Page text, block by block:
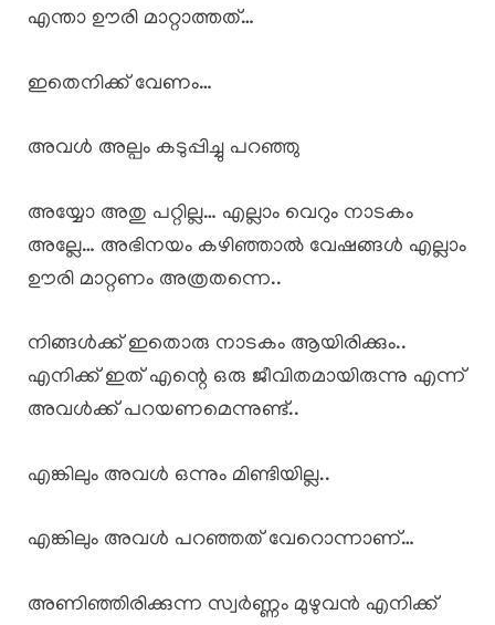
എന്താ ഊരി മാറ്റാത്തത്…
ഇതെനിക്ക് വേണം…
അവൾ അല്പം കടുപ്പിച്ചു പറഞ്ഞു
അയ്യോ അതു പറ്റില്ല… എല്ലാം വെറും നാടകം
അല്ലേ… അഭിനയം കഴിഞ്ഞാൽ വേഷങ്ങൾ എല്ലാം
ഊരി മാറ്റണം അത്രതന്നെ..
നിങ്ങൾക്ക് ഇതൊരു നാടകം ആയിരിക്കും..
എനിക്ക് ഇത് എന്റെ ഒരു ജീവിതമായിരുന്നു എന്ന്
അവൾക്ക് പറയണമെന്നുണ്ട്..
എങ്കിലും അവൾ ഒന്നും മിണ്ടിയില്ല..
എങ്കിലും അവൾ പറഞ്ഞത് വേറൊന്നാണ്…
അണിഞ്ഞിരിക്കുന്ന സ്വർണ്ണം മുഴുവൻ എനിക്ക്